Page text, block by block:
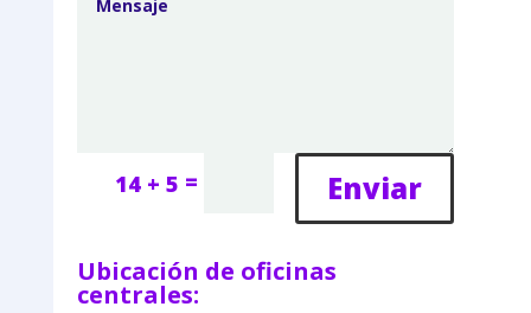
14 + 5 = Enviar
Ubicación de oficinas
centrales: